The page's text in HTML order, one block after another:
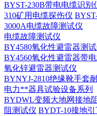
BYST-230B带电电缆识别
310矿用电缆探伤仪
3000A电缆故障测试仪
电缆故障测试仪
BY4580氧化性避雷器测
BY4560氧化性避雷器带
氧化锌避雷器测试仪
BYNYJ-2810绝缘靴手套
电力**器具试验设备系列
BYDWL变频大地网接地
阻测试仪 BYDT-10接地